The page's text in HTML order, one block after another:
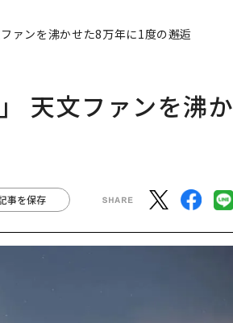
ァンを沸かせた8万年に1度の邂逅
天文ファンを沸か
事を保存